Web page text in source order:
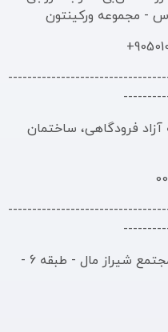
- مجموعه ورکینتون
آزاد فرودگاهی، ساختمان
نمایندگی شیراز: ستارخان - مجتمع شیراز مال - طبقه 6 -